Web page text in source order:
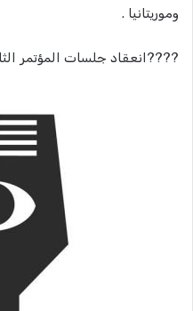
وموريتانيا .
????‬‏انعقاد جلسات المؤتمر